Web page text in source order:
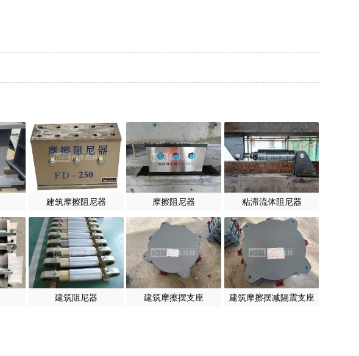
建筑摩擦阻尼器 摩擦阻尼器 粘滞流体阻尼器
建筑阻尼器 建筑摩擦摆支座 建筑摩擦摆减隔震支座